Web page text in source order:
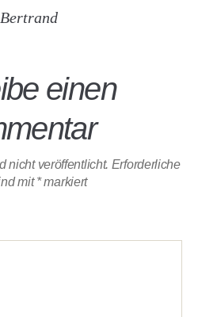
einen
nicht veröffentlicht. Erforderliche
mit*markiert